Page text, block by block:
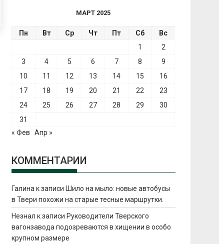
МАРТ 2025
Пн Вт Ср Чт Пт Сб
Вс
1
2
3
4 5 6 7 8
9
10
11 12 13 14 15
16
17
18 19 20 21 22
23
24
25 26 27 28 29
30
31
« Фев
Апр »
КОММЕНТАРИИ
Галина к записи Шило на мыло: новые автобусы
в Твери похожи на старые тесные маршрутки.
Незнал к записи Руководители Тверского
вагонзавода подозреваются в хищении в особо
крупном размере